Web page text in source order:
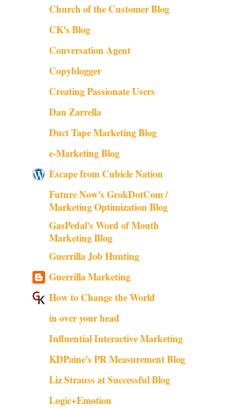
Church of the Customer Blog
CK's Blog
Conversation Agent
Copyblogger
Creating Passionate Users
Dan Zarrella
Duct Tape Marketing Blog
e-Marketing Blog
Escape from Cubicle Nation
Future Now's GrokDotCom /
Marketing Optimization Blog
GasPedal's Word of Mouth
Marketing Blog
Guerrilla Job Hunting
Guerrilla Marketing
How to Change the World
in over your head
Influential Interactive Marketing
KDPaine's PR Measurement Blog
Liz Strauss at Successful Blog
Logic+Emotion